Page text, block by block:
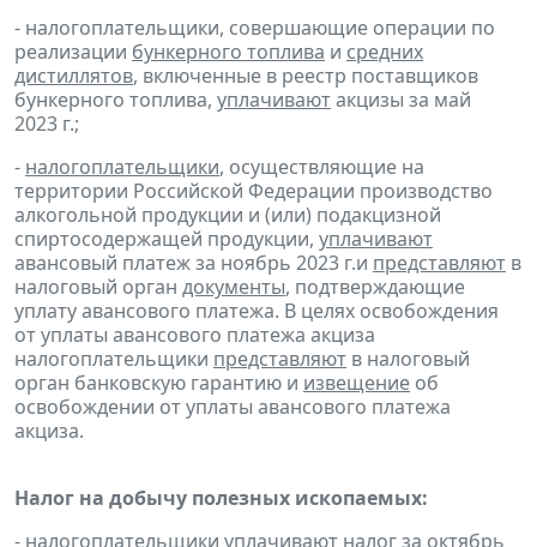
- налогоплательщики, совершающие операции по
реализации бункерного топлива и средних
дистиллятов, включенные в реестр поставщиков
бункерного топлива, уплачиваютакцизы за май
2023 г.;
- налогоплательщики, осуществляющие на
территории Российской Федерации производство
алкогольной продукции и (или) подакцизной
спиртосодержащей продукции, уплачивают
авансовый платеж за ноябрь 2023 г.и представляют в
налоговый орган документы, подтверждающие
уплату авансового платежа. В целях освобождения
от уплаты авансового платежа акциза
налогоплательщики представляют в налоговый
орган банковскую гарантию и извещение об
освобождении от уплаты авансового платежа
акциза.
Налог на добычу полезных ископаемых:
- налогоплательщики уплачивают налог за октябрь